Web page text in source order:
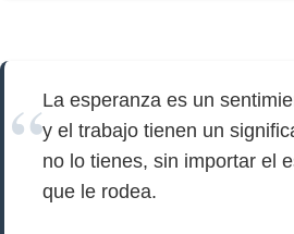
La esperanza es un
y el trabajo tienen un
no lo tienes, sin importar el
que le rodea.